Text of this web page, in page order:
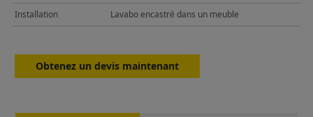
Installation
Lavabo encastré dans un meuble
Obtenez un devis maintenant